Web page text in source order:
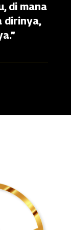
di mana
dirinya,